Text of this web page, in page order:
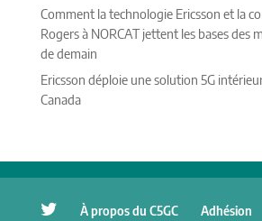
Comment la technologie Ericsson et la
Rogers à NORCAT jettent les bases des
de demain
Ericsson déploie une solution 5G
Canada
À propos du C5GC Adhésion